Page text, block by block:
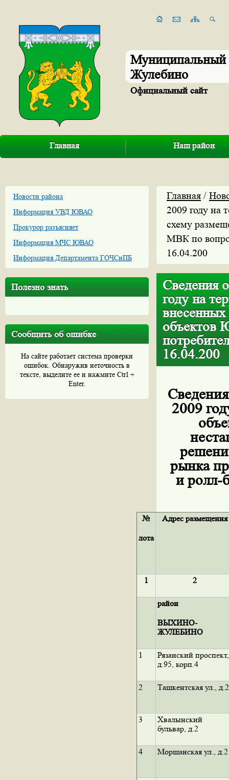
Муниципальный
Жулебино
Официальный сайт
Главная Наш район
Новости района
Информация УВД ЮВАО
Прокурор разъясняет
Информация МЧС ЮВАО
Информация Департамента ГОЧСиПБ
Полезно знать
Сообщить об ошибке
На сайте работает система проверки
ошибок. Обнаружив неточность в
тексте, выделите ее и нажмите Ctrl +
Enter.
Главная /
2009 году на
схему
МВК по
16.04.200
Сведения
году на
объектов
16.04.200
2009
рынка
и ролл-
№
лота
Адрес размещения
1 2
район
ВЫХИНО-
ЖУЛЕБИНО
1
Рязанский проспект,
д.95, корп.4
2 Ташкентская ул., д.2
3
Хвалынский
бульвар, д.2
4 Моршанская ул., д.2